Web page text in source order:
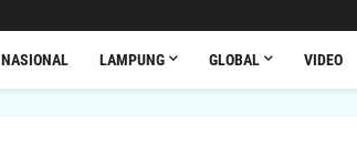
NASIONAL LAMPUNG GLOBAL VIDEO